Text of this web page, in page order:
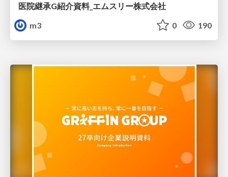
医院継承G紹介資料_エムスリー株式会社
m3
0 190